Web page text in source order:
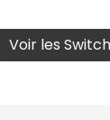
Voir les